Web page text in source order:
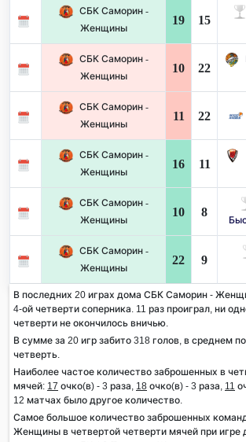
СБК Саморин -
Женщины
19 15
СБК Саморин -
Женщины
10 22
СБК Саморин -
Женщины
11 22
СБК Саморин -
Женщины
16 11
СБК Саморин -
Женщины
10 8
СБК Саморин -
Женщины
22 9
В последних 20 играх дома СБК Саморин -
4-ой четверти соперника. 11 раз проиграл, ни
четверти не окончилось вничью.
В сумме за 20 игр забито 318 голов, в среднем
четверть.
Наиболее частое количество заброшенных в
мячей: 17 очко(в) - 3 раза, 18 очко(в) - 3 раза, 11
12 матчах было другое количество.
Самое большое количество заброшенных
Женщины в четвертой четверти мячей при игре